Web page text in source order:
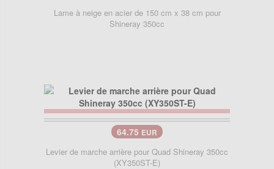
Lame à neige en acier de 150 cm x 38 cm pour
Shineray 350cc
64.75 EUR
Levier de marche arrière pour Quad Shineray 350cc
(XY350ST-E)